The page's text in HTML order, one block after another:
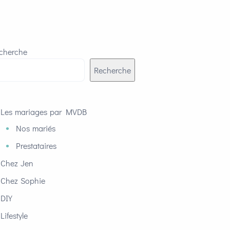
Recherche
Les mariages par MVDB
Nos mariés
Prestataires
Chez Jen
Chez Sophie
DIY
Lifestyle